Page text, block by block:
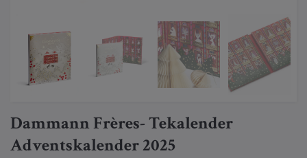
Dammann Frères- Tekalender
Adventskalender 2025